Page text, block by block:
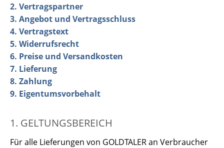
2. Vertragspartner
3. Angebot und Vertragsschluss
4. Vertragstext
5. Widerrufsrecht
6. Preise und Versandkosten
7. Lieferung
8. Zahlung
9. Eigentumsvorbehalt
1. GELTUNGSBEREICH
Für alle Lieferungen von GOLDTALER an Verbraucher